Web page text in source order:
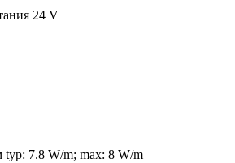
24 V
typ: 7.8 W/m; max: 8 W/m